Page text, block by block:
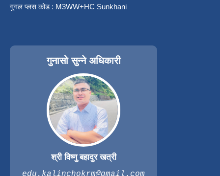
गुगल प्लस कोड : M3WW+HC Sunkhani
गुनासो सुन्ने अधिकारी
श्री विष्णु बहादुर खत्री